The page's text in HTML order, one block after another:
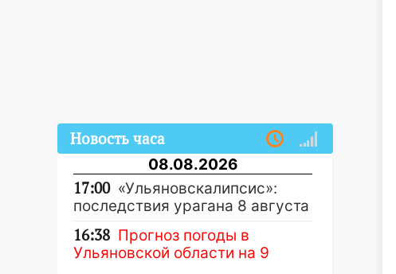
Новость часа
08.08.2026
17:00 «Ульяновскалипсис»:
последствия урагана 8 августа
16:38 Прогноз погоды в
Ульяновской области на 9